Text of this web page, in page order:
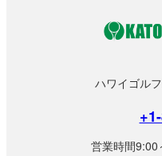
ハワイゴル
営業時間9:00